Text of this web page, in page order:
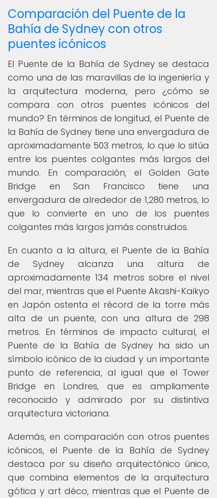
Comparación del Puente de la
Bahía de Sydney con otros
puentes icónicos
El Puente de la Bahía de Sydney se destaca
como una de las maravillas de la ingeniería y
la arquitectura moderna, pero ¿cómo se
compara con otros puentes icónicos del
mundo? En términos de longitud, el Puente de
la Bahía de Sydney tiene una envergadura de
aproximadamente 503 metros, lo que lo sitúa
entre los puentes colgantes más largos del
mundo. En comparación, el Golden Gate
Bridge en San Francisco tiene una
envergadura de alrededor de 1,280 metros, lo
que lo convierte en uno de los puentes
colgantes más largos jamás construidos.
En cuanto a la altura, el Puente de la Bahía
de Sydney alcanza una altura de
aproximadamente 134 metros sobre el nivel
del mar, mientras que el Puente Akashi-Kaikyo
en Japón ostenta el récord de la torre más
alta de un puente, con una altura de 298
metros. En términos de impacto cultural, el
Puente de la Bahía de Sydney ha sido un
símbolo icónico de la ciudad y un importante
punto de referencia, al igual que el Tower
Bridge en Londres, que es ampliamente
reconocido y admirado por su distintiva
arquitectura victoriana.
Además, en comparación con otros puentes
icónicos, el Puente de la Bahía de Sydney
destaca por su diseño arquitectónico único,
que combina elementos de la arquitectura
gótica y art déco, mientras que el Puente de